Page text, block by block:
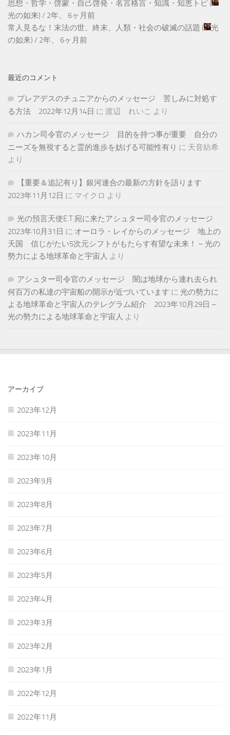
思想・哲学・啓蒙・自己啓発・名言格言・知識・知恵トピ (
光の如来) / 2年、 6ヶ月前
常人見るな！末法の世、終末、人類・社会の破滅の話題 (
光
の如来) / 2年、 6ヶ月前
最近のコメント
プレアデスのチュニアからのメッセージ 苦しみに対処す
る方法 2022年12月14日 に 渡辺 れいこ より
ハカン司令官のメッセージ 目的を持つ事が重要 自分の
ニーズを無視すると霊的進歩を妨げる可能性有り に 天音紡希
より
【重要＆追記有り】銀河連合の最新の方針を語ります
2023年11月12日 に マイクロ より
光の預言天使E.T.宛に来たアシュター司令官のメッセージ
2023年10月31日 に オーロラ・レイからのメッセージ 地上の
天国 信じがたい5次元シフトがもたらす有望な未来！ – 光の
勢力による地球革命と宇宙人 より
アシュター司令官のメッセージ 闇は地球から連れ去られ
何百万の私達の宇宙船の開示が近づいています に 光の勢力に
よる地球革命と宇宙人のテレグラム紹介 2023年10月29日 –
光の勢力による地球革命と宇宙人 より
アーカイブ
2023年12月
2023年11月
2023年10月
2023年9月
2023年8月
2023年7月
2023年6月
2023年5月
2023年4月
2023年3月
2023年2月
2023年1月
2022年12月
2022年11月